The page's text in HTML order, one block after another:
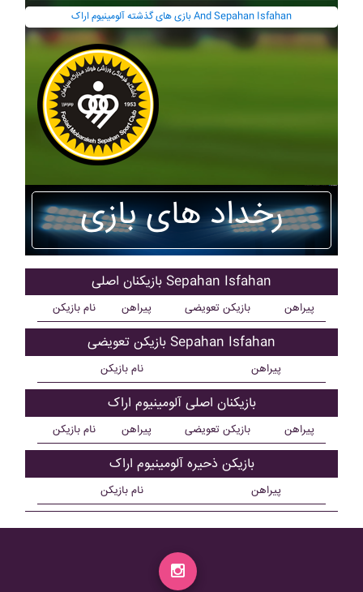
بازی های گذشته آلومينيوم اراک And Sepahan Isfahan
رخداد های بازی
بازیکنان اصلی Sepahan Isfahan
نام بازیکن پیراهن بازیکن تعویضی پیراهن
بازیکن تعویضی Sepahan Isfahan
نام بازیکن پیراهن
بازیکنان اصلی آلومينيوم اراک
نام بازیکن پیراهن بازیکن تعویضی پیراهن
بازیکن ذحیره آلومينيوم اراک
نام بازیکن پیراهن